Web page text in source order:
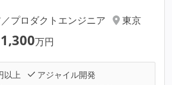
プロダクトエンジニア
東京
1,300万円
以上
アジャイル開発